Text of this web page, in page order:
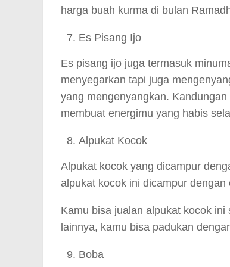
harga buah kurma di bulan
Es Pisang Ijo
Es pisang ijo juga termasuk
menyegarkan tapi juga
yang mengenyangkan.
membuat energimu yang habis
Alpukat Kocok
Alpukat kocok yang dicampur
alpukat kocok ini dicampur
Kamu bisa jualan alpukat kocok
lainnya, kamu bisa padukan
Boba